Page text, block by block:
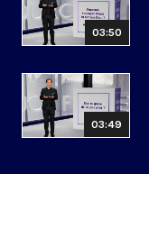
03:50
03:49